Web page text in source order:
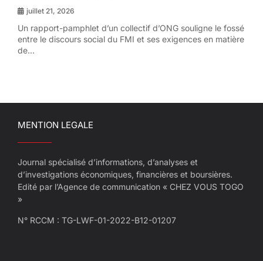
juillet 21, 2026
Un rapport-pamphlet d’un collectif d’ONG souligne le fossé
entre le discours social du FMI et ses exigences en matière
de...
MENTION LEGALE
Journal spécialisé d’informations, d’analyses et
d’investigations économiques, financières et boursières.
Edité par l’Agence de communication « CHEZ VOUS TOGO
»
N° RCCM : TG-LWF-01-2022-B12-01207